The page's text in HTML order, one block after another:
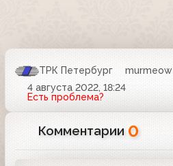
ТРК Петербург murmeow
4 августа 2022, 18:24
Есть проблема?
Комментарии 0